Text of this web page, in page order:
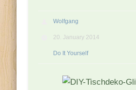
Wolfgang
20. January 2014
Do It Yourself